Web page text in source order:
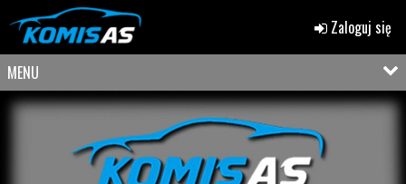
Zaloguj się
MENU